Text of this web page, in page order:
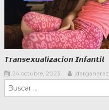
𝙏𝙧𝙖𝙣𝙨𝙚𝙭𝙪𝙖𝙡𝙞𝙯𝙖𝙘𝙞𝙤𝙣 𝙄𝙣𝙛𝙖𝙣𝙩𝙞𝙡
24 octubre, 2023 jdarganaraz